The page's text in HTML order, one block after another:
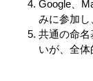
Google、
みに参加し
共通の命
いが、全体